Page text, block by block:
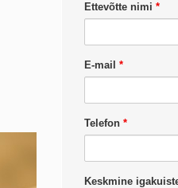
Ettevõtte nimi *
E-mail *
Telefon *
Keskmine